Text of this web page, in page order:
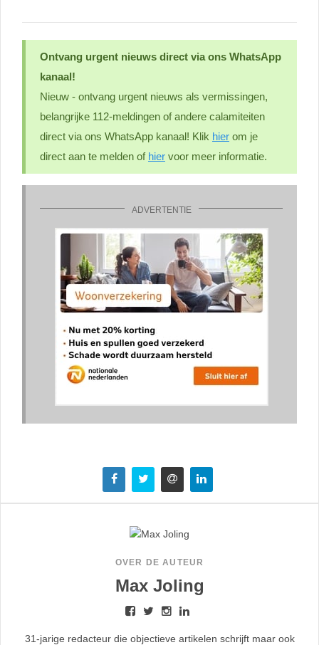
Ontvang urgent nieuws direct via ons WhatsApp
kanaal!
Nieuw - ontvang urgent nieuws als vermissingen,
belangrijke 112-meldingen of andere calamiteiten
direct via ons WhatsApp kanaal! Klik hier om je
direct aan te melden of hier voor meer informatie.
OVER DE AUTEUR
Max Joling
31-jarige redacteur die objectieve artikelen schrijft maar ook